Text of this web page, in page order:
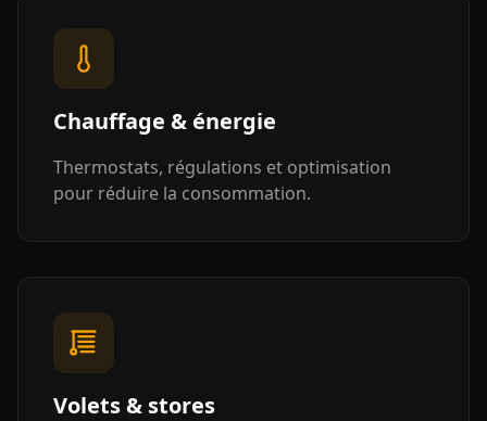
Chauffage & énergie
Thermostats, régulations et optimisation
pour réduire la consommation.
Volets & stores